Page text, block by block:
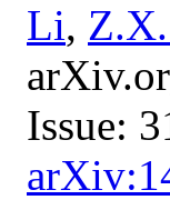
Li,
Issue: